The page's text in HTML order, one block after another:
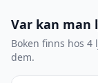
Var kan man
Boken finns hos 4
dem.